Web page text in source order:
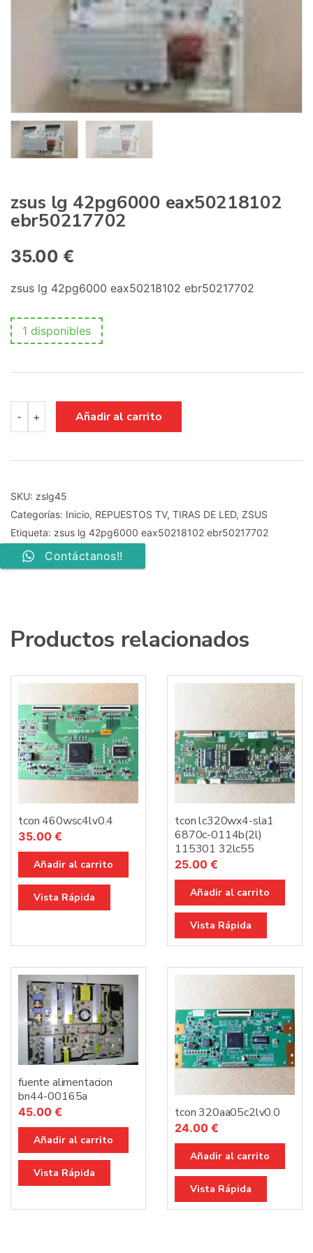
zsus lg 42pg6000 eax50218102
ebr50217702
35.00 €
zsus lg 42pg6000 eax50218102 ebr50217702
1 disponibles
-
lg
42pg6000
ebr50217702
+ Añadir al carrito
SKU: zslg45
Categorías: Inicio, REPUESTOS TV, TIRAS DE LED, ZSUS
Etiqueta: zsus lg 42pg6000 eax50218102 ebr50217702
Contáctanos!!
Productos relacionados
tcon 460wsc4lv0.4
35.00 €
Añadir al carrito
Vista Rápida
tcon lc320wx4-sla1
6870c-0114b(2l)
115301 32lc55
25.00 €
Añadir al carrito
Vista Rápida
fuente alimentacion
bn44-00165a
45.00 €
Añadir al carrito
Vista Rápida
tcon 320aa05c2lv0.0
24.00 €
Añadir al carrito
Vista Rápida